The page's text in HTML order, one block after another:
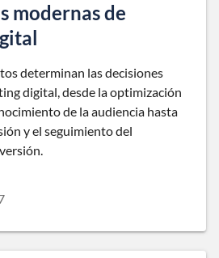
modernas de
determinan las decisiones
digital, desde la optimización
de la audiencia hasta
y el seguimiento del